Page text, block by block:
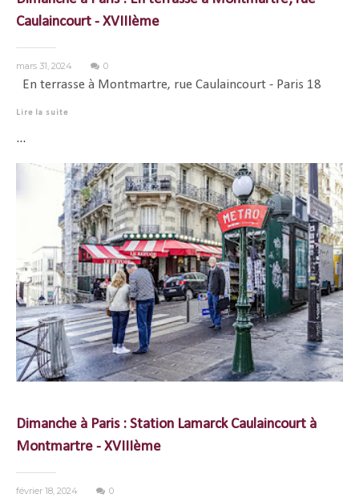
Caulaincourt - XVIIIème
mars 31, 2024 0
En terrasse à Montmartre, rue Caulaincourt - Paris 18
Lire la suite
...
Dimanche à Paris : Station Lamarck Caulaincourt à
Montmartre - XVIIIème
février 18, 2024 0